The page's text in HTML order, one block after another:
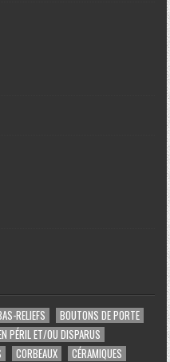
RELIEFS
BOUTONS DE PORTE
PÉRIL ET/OU DISPARUS
CORBEAUX
CÉRAMIQUES